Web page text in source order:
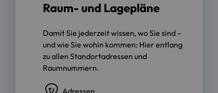
Raum- und Lagepläne
Damit Sie jederzeit wissen, wo Sie sind –
und wie Sie wohin kommen: Hier entlang
zu allen Standortadressen und
Raumnummern.